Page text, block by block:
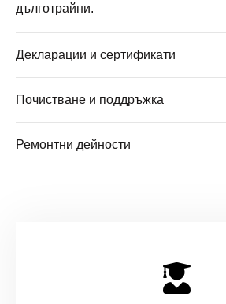
дълготрайни.
Декларации и сертификати
Почистване и поддръжка
Декларация за експлоатационни
Сертификати ISO 9001:2015 и др.
горимост, хигиена,
Ремонтни дейности